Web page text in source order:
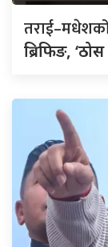
ब्रिफिङ,